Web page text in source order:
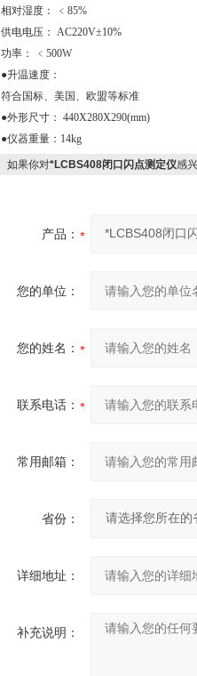
相对湿度： ﹤85%
供电电压： AC220V±10%
功率： ﹤500W
●升温速度：
符合国标、美国、欧盟等标准
●外形尺寸： 440X280X290(mm)
●仪器重量：14kg
如果你对*LCBS408闭口闪点测定仪感
产品：
您的单位：
您的姓名：
联系电话：
常用邮箱：
省份：
详细地址：
补充说明：